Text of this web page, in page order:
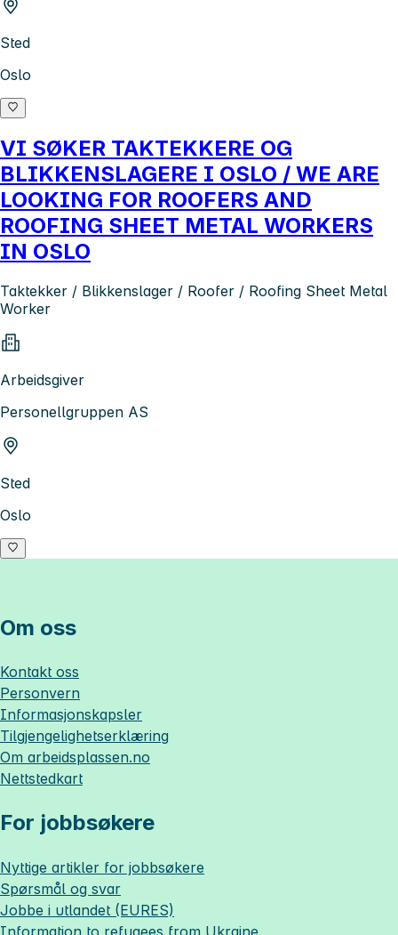
Sted
Oslo
VI SØKER TAKTEKKERE OG
BLIKKENSLAGERE I OSLO / WE ARE
LOOKING FOR ROOFERS AND
ROOFING SHEET METAL WORKERS
IN OSLO
Taktekker / Blikkenslager / Roofer / Roofing Sheet Metal
Worker
Arbeidsgiver
Personellgruppen AS
Sted
Oslo
Om oss
Kontakt oss
Personvern
Informasjonskapsler
Tilgjengelighetserklæring
Om arbeidsplassen.no
Nettstedkart
For jobbsøkere
Nyttige artikler for jobbsøkere
Spørsmål og svar
Jobbe i utlandet (EURES)